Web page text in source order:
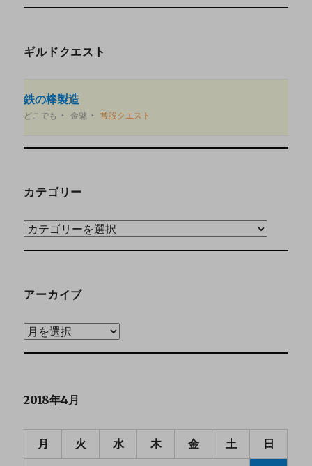
ギルドクエスト
鉄の棒製造
どこでも 金魅 常設クエスト
カテゴリー
アーカイブ
2018年4月
月 火 水 木 金 土 日